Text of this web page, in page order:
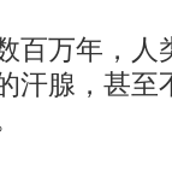
百万年，人
汗腺，甚至